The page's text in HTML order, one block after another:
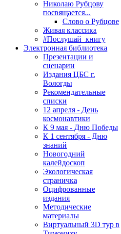
Николаю Рубцову
посвящается...
Слово о Рубцове
Живая классика
#Послушай_книгу
Электронная библиотека
Презентации и
сценарии
Издания ЦБС г.
Вологды
Рекомендательные
списки
12 апреля - День
космонавтики
К 9 мая - Дню Победы
К 1 сентября - Дню
знаний
Новогодний
калейдоскоп
Экологическая
страничка
Оцифрованные
издания
Методические
материалы
Виртуальный 3D тур в